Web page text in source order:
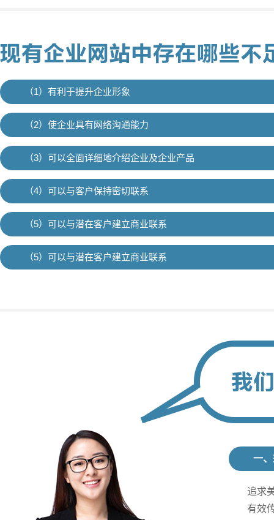
（1）有利于提升企业形象
（2）使企业具有网络沟通能力
（3）可以全面详细地介绍企业及企业产品
（4）可以与客户保持密切联系
（5）可以与潜在客户建立商业联系
（5）可以与潜在客户建立商业联系
一
追求
有效